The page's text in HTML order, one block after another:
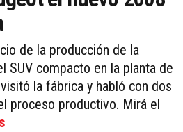
de la producción de la
SUV compacto en la planta de
la fábrica y habló con dos
proceso productivo. Mirá el